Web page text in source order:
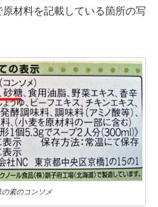
材料を記載している箇所の写
の素のコンソメ